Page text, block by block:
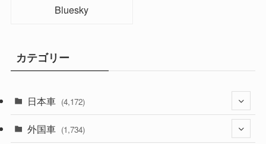
Bluesky
カテゴリー
日本車 (4,172)
(1,321)
外国車 (1,734)